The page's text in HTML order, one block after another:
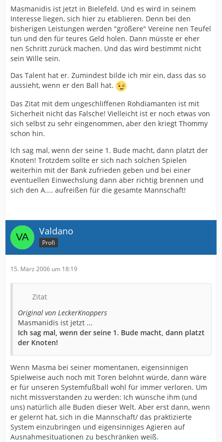
Masmanidis ist jetzt in Bielefeld. Und es wird in seinem
Interesse liegen, sich hier zu etablieren. Denn bei den
bisherigen Leistungen werden "größere" Vereine nen Teufel
tun und den für teures Geld holen. Dann müsste er eher
nen Schritt zurück machen. Und das wird bestimmt nicht
sein Wille sein.
Das Talent hat er. Zumindest bilde ich mir ein, dass das so
aussieht, wenn er den Ball hat.
Das Zitat mit dem ungeschliffenen Rohdiamanten ist mit
Sicherheit nicht das Falsche! Vielleicht ist er noch etwas von
sich selbst zu sehr eingenommen, aber den kriegt Thommy
schon hin.
Ich sag mal, wenn der seine 1. Bude macht, dann platzt der
Knoten! Trotzdem sollte er sich nach solchen Spielen
weiterhin mit der Bank zufrieden geben und bei einer
eventuellen Einwechslung dann aber richtig brennen und
sich den A.... aufreißen für die gesamte Mannschaft!
Valdano
Profi
15. März 2006 um 18:19
Zitat
Original von LeckerKnoppers
Masmanidis ist jetzt ...
Ich sag mal, wenn der seine 1. Bude macht, dann platzt
der Knoten!
Wenn Masma bei seiner momentanen, eigensinnigen
Spielweise auch noch mit Toren belohnt würde, dann wäre
er für unseren Systemfußball wohl für immer verloren. Um
nicht missverstanden zu werden: Ich wünsche ihm (und
uns) natürlich alle Buden dieser Welt. Aber erst dann, wenn
er gelernt hat, sich in die Mannschaft/ das praktizierte
System einzubringen und eigensinniges Agieren auf
Ausnahmesituationen zu beschränken weiß.